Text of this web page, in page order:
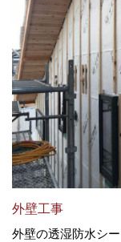
外壁工事
外壁の透湿防水シ